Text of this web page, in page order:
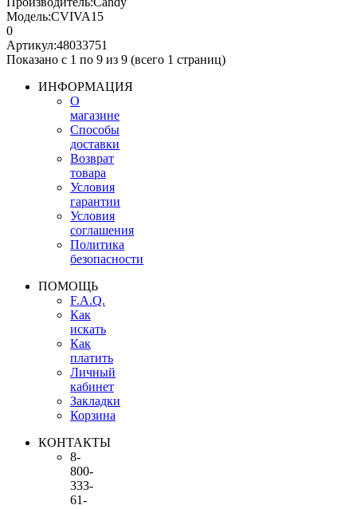
Модель:CVIVA15
0
Артикул:48033751
Показано с 1 по 9 из 9 (всего 1 страниц)
ИНФОРМАЦИЯ
О
магазине
Способы
доставки
Возврат
товара
Условия
гарантии
Условия
соглашения
Политика
безопасности
ПОМОЩЬ
F.A.Q.
Как
искать
Как
платить
Личный
кабинет
Закладки
Корзина
КОНТАКТЫ
8-
800-
333-
61-